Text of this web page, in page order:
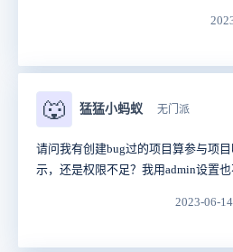
🐺 猛猛小蚂蚁 无门派
请问我有创建bug过的项目算参与项
示，还是权限不足？我用admin设置
2023-06-